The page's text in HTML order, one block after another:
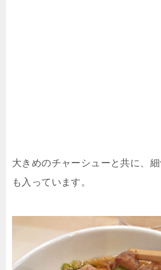
大きめのチャーシューと共に、
も入っています。